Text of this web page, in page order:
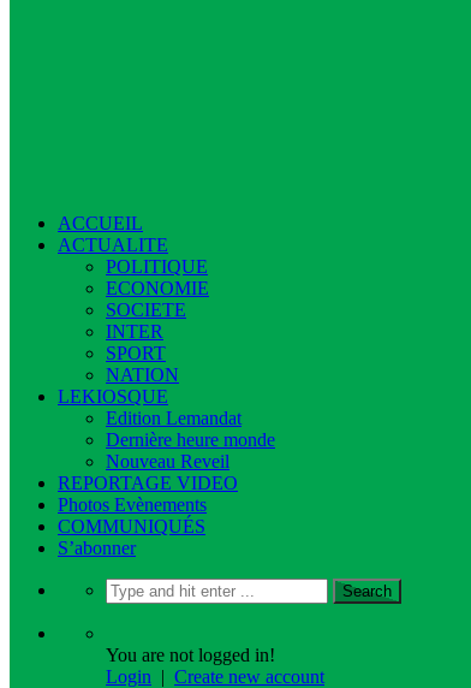
ACCUEIL
ACTUALITE
POLITIQUE
ECONOMIE
SOCIETE
INTER
SPORT
NATION
LEKIOSQUE
Edition Lemandat
Dernière heure monde
Nouveau Reveil
REPORTAGE VIDEO
Photos Evènements
COMMUNIQUÉS
S’abonner
You are not logged in!
Login | Create new account